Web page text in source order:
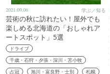
2021.09.06 学ぶ／知る
芸術の秋に訪れたい！屋外でも
楽しめる北海道の「おしゃれア
ートスポット」5選
ドライブ
千歳・石狩・夕張・深川・苫小牧
占冠
旭川・富良野・士別 札幌